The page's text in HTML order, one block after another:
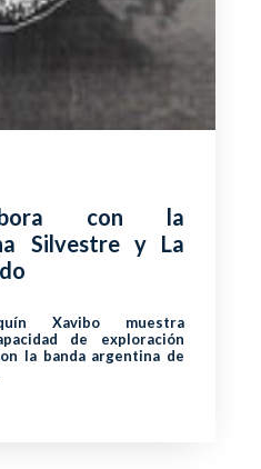
con la
Silvestre y La
Xavibo muestra
de exploración
la banda argentina de